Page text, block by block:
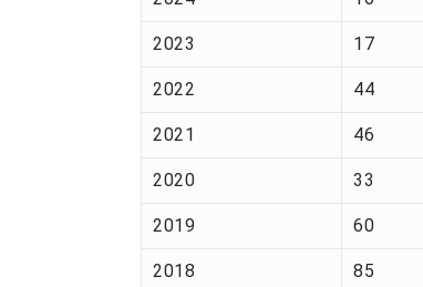
2023 17
2022 44
2021 46
2020 33
2019 60
2018 85